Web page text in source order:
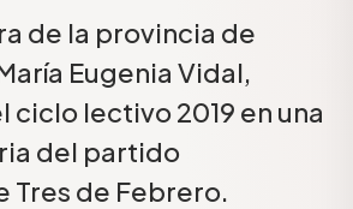
de la provincia de
Eugenia Vidal,
ciclo lectivo 2019 en una
del partido
Tres de Febrero.